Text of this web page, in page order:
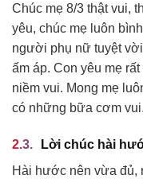
Chúc mẹ 8/3 thật vui,
yêu, chúc mẹ luôn
người phụ nữ tuyệt
ấm áp. Con yêu mẹ
niềm vui. Mong mẹ
có những bữa cơm vui.
Lời chúc hài
Hài hước nên vừa đủ,